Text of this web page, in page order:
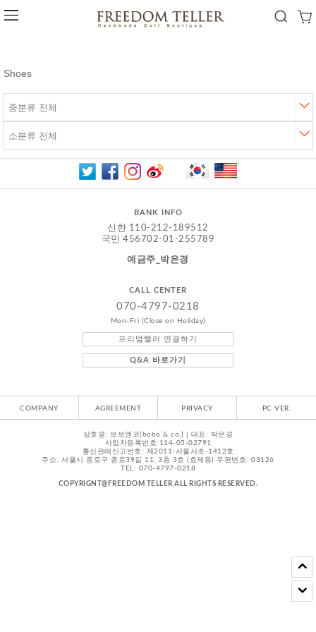
Shoes
BANK INFO
신한 110-212-189512
국민 456702-01-255789
예금주_박은경
CALL CENTER
070-4797-0218
Mon-Fri (Close on Holiday)
프리덤텔러 연결하기
Q&A 바로가기
COMPANY AGREEMENT PRIVACY PC VER.
상호명: 보보엔코(bobo & co.) | 대표: 박은경
사업자등록번호:114-05-02791
통신판매신고번호: 제2011-서울서초-1412호
주소: 서울시 종로구 종로39길 11, 3층 3호 (효제동) 우편번호: 03126
TEL: 070-4797-0218
COPYRIGNT@FREEDOM TELLER ALL RIGHTS RESERVED.